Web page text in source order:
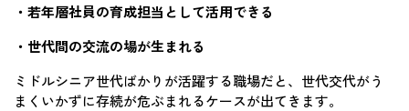
・若年層社員の育成担当として活用できる
・世代間の交流の場が生まれる
ミドルシニア世代ばかりが活躍する職場だと、世代交代がう
まくいかずに存続が危ぶまれるケースが出てきます。